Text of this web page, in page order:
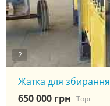
2
Жатка для
650 000 грн Торг